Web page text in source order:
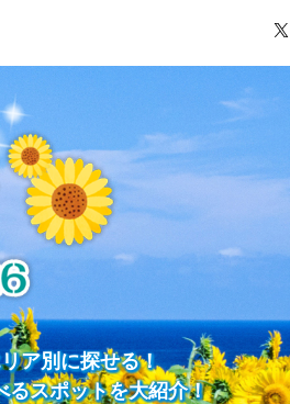
ア別に探せる！
るスポットを大紹介！